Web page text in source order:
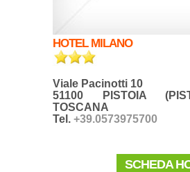
HOTEL MILANO
Viale Pacinotti 10
51100 PISTOIA
TOSCANA
Tel. +39.0573975700
SCHEDA